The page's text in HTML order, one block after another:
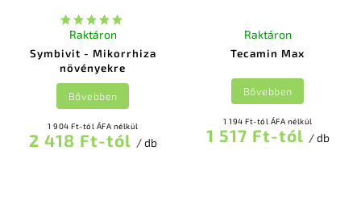
Symbivit - Mikorrhiza
növényekre
Raktáron
1 904 Ft-tól ÁFA nélkül
2 418 Ft-tól / db
Bővebben
Tecamin Max
Raktáron
1 194 Ft-tól ÁFA nélkül
1 517 Ft-tól / db
Bővebben